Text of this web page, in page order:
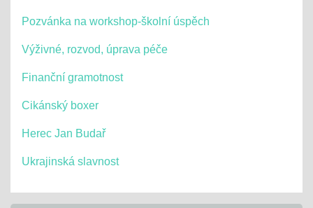
Pozvánka na workshop-školní úspěch
Výživné, rozvod, úprava péče
Finanční gramotnost
Cikánský boxer
Herec Jan Budař
Ukrajinská slavnost